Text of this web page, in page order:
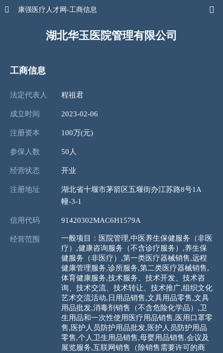
 康强医疗人才网-工商信息 
湖北华玉医院管理有限公司
工商信息
法定代表人 程祖君
成立时间 2023-02-06
注册资本 100万(元)
参保人数 50人
经营状态 开业
注册地址
湖北省十堰市茅箭区五堰街办江苏路8号1A
幢-3-1
信用代码 91420302MAC6H1579A
经营范围
一般项目：医院管理,中医养生保健服务（非医
疗）,健康咨询服务（不含诊疗服务）,养生保
健服务（非医疗）,第一类医疗器械销售,远程
健康管理服务,诊所服务,第二类医疗器械销售,
体育健康服务,技术服务、技术开发、技术咨
询、技术交流、技术转让、技术推广,组织文化
艺术交流活动,日用品销售,文具用品零售,文具
用品批发,消毒剂销售（不含危险化学品）,卫
生用品和一次性使用医疗用品销售,医用口罩零
售,医护人员防护用品批发,医护人员防护用品
零售,个人卫生用品销售,母婴用品销售,会议及
展览服务,互联网销售（除销售需要许可的商